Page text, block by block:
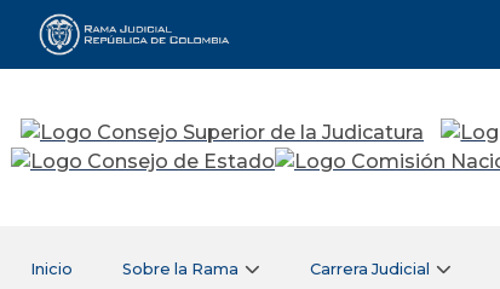
Rama Judicial
Inicio Sobre la Rama Carrera Judicial